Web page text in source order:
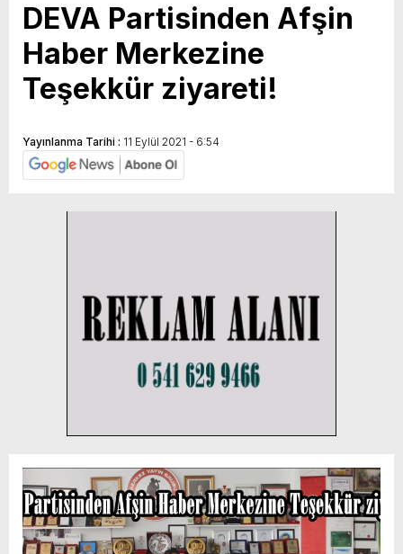
DEVA Partisinden Afşin
Haber Merkezine
Teşekkür ziyareti!
Yayınlanma Tarihi : 11 Eylül 2021 - 6:54